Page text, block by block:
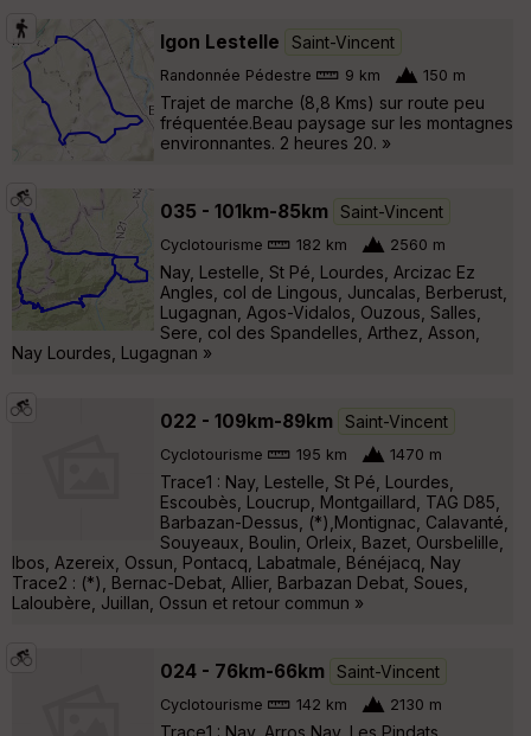
Igon Lestelle Saint-Vincent
Randonnée Pédestre 9 km 150 m
Trajet de marche (8,8 Kms) sur route peu
fréquentée.Beau paysage sur les montagnes
environnantes. 2 heures 20. »
035 - 101km-85km Saint-Vincent
Cyclotourisme 182 km 2560 m
Nay, Lestelle, St Pé, Lourdes, Arcizac Ez
Angles, col de Lingous, Juncalas, Berberust,
Lugagnan, Agos-Vidalos, Ouzous, Salles,
Sere, col des Spandelles, Arthez, Asson,
Nay Lourdes, Lugagnan »
022 - 109km-89km Saint-Vincent
Cyclotourisme 195 km 1470 m
Trace1 : Nay, Lestelle, St Pé, Lourdes,
Escoubès, Loucrup, Montgaillard, TAG D85,
Barbazan-Dessus, (*),Montignac, Calavanté,
Souyeaux, Boulin, Orleix, Bazet, Oursbelille,
Ibos, Azereix, Ossun, Pontacq, Labatmale, Bénéjacq, Nay
Trace2 : (*), Bernac-Debat, Allier, Barbazan Debat, Soues,
Laloubère, Juillan, Ossun et retour commun »
024 - 76km-66km Saint-Vincent
Cyclotourisme 142 km 2130 m
Trace1 : Nay, Arros Nay, Les Pindats,